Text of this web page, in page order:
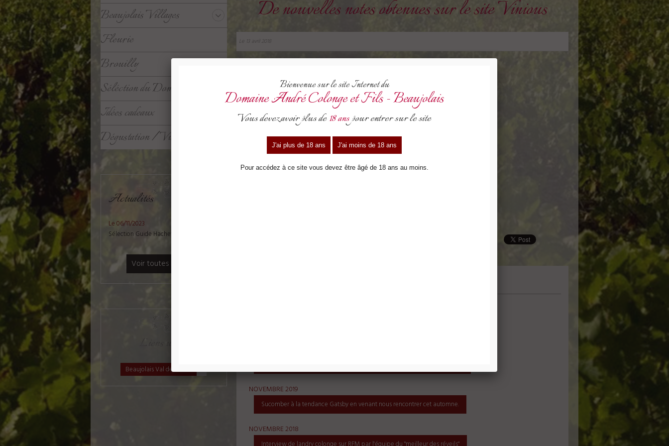
De nouvelles notes obtenues sur le site Vinious
Le 13 avril 2018
NOVEMBRE 2019
Sucomber à la tendance Gatsby en venant nous rencontrer cet automne.
NOVEMBRE 2018
Beaujolais Villages
Fleurie
Brouilly
Séléction du Domaine
Idées cadeaux
Dégustation / Visite
Actualités
Le 06/11/2023
Sélection Guide Hachette des vins 2024
Voir toutes les actualités
Liens utiles
Beaujolais Val de Saone